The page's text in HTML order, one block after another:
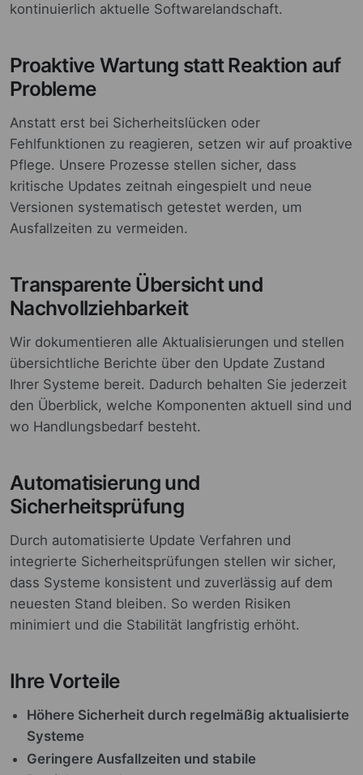
kontinuierlich aktuelle Softwarelandschaft.
Proaktive Wartung statt Reaktion auf
Probleme
Anstatt erst bei Sicherheitslücken oder
Fehlfunktionen zu reagieren, setzen wir auf proaktive
Pflege. Unsere Prozesse stellen sicher, dass
kritische Updates zeitnah eingespielt und neue
Versionen systematisch getestet werden, um
Ausfallzeiten zu vermeiden.
Transparente Übersicht und
Nachvollziehbarkeit
Wir dokumentieren alle Aktualisierungen und stellen
übersichtliche Berichte über den Update Zustand
Ihrer Systeme bereit. Dadurch behalten Sie jederzeit
den Überblick, welche Komponenten aktuell sind und
wo Handlungsbedarf besteht.
Automatisierung und
Sicherheitsprüfung
Durch automatisierte Update Verfahren und
integrierte Sicherheitsprüfungen stellen wir sicher,
dass Systeme konsistent und zuverlässig auf dem
neuesten Stand bleiben. So werden Risiken
minimiert und die Stabilität langfristig erhöht.
Ihre Vorteile
Höhere Sicherheit durch regelmäßig aktualisierte
Systeme
Geringere Ausfallzeiten und stabile